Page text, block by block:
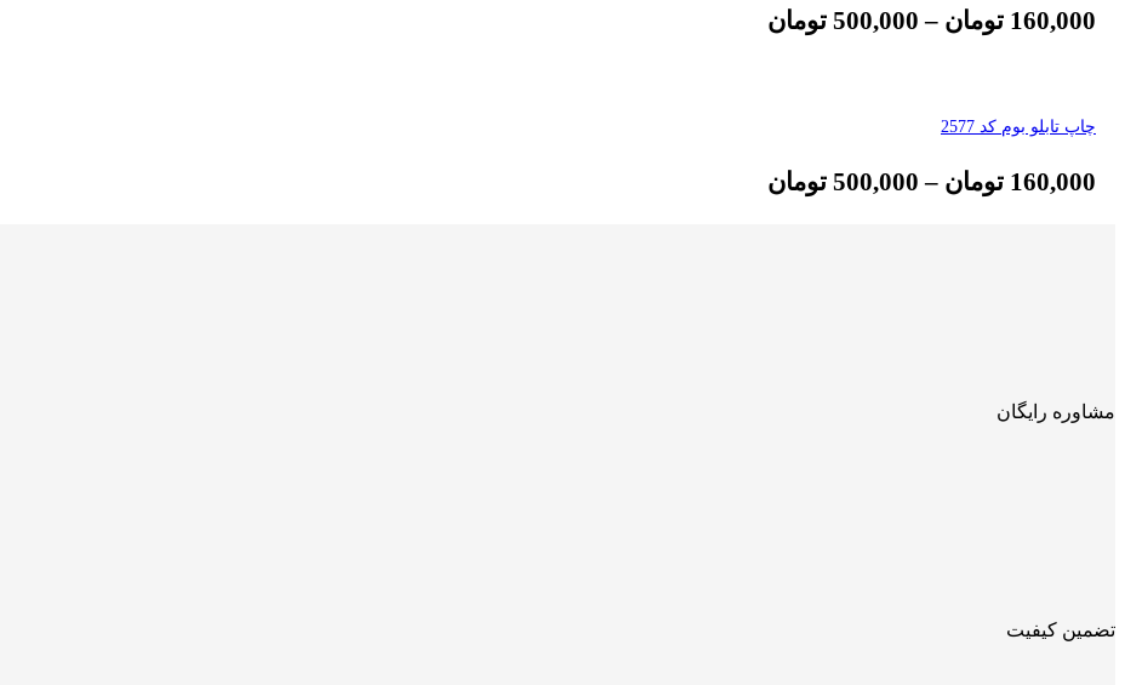
160,000 تومان –
500,000 تومان
چاپ تابلو بوم کد 2577
160,000 تومان –
500,000 تومان
مشاوره رایگان
تضمین کیفیت